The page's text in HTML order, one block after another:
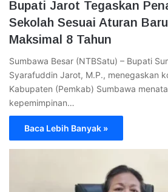
Bupati Jarot Tegaskan
Sekolah Sesuai Aturan
Maksimal 8 Tahun
Sumbawa Besar (NTBSatu) – Bupati
Syarafuddin Jarot, M.P., menegaskan
Kabupaten (Pemkab) Sumbawa
kepemimpinan…
Baca Lebih Banyak »